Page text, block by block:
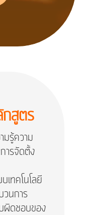
สูตร
มรู้ความ
ารจัดตั้ง
ทคโนโลยี
วนการ
ผิดชอบของ